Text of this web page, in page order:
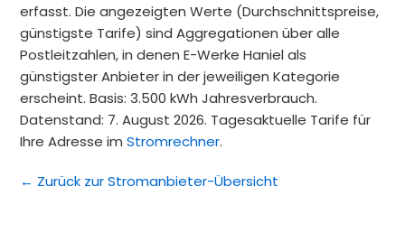
erfasst. Die angezeigten Werte (Durchschnittspreise,
günstigste Tarife) sind Aggregationen über alle
Postleitzahlen, in denen E-Werke Haniel als
günstigster Anbieter in der jeweiligen Kategorie
erscheint. Basis: 3.500 kWh Jahresverbrauch.
Datenstand: 7. August 2026. Tagesaktuelle Tarife für
Ihre Adresse imStromrechner.
← Zurück zur Stromanbieter-Übersicht